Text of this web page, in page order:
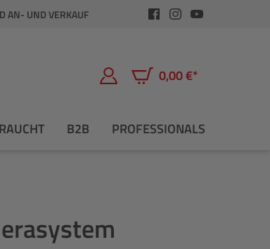
AN- UND VERKAUF
0,00 €*
Warenkorb enthält 0
B2B PROFESSIONALS